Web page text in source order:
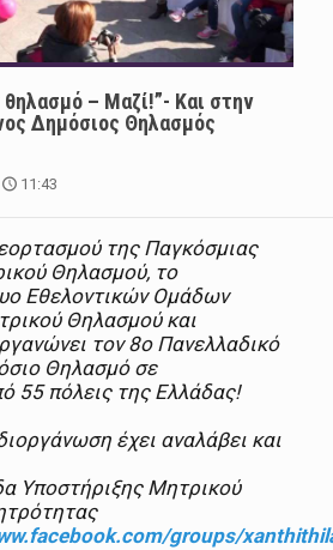
θηλασμό – Μαζί!”- Και στην
Δημόσιος Θηλασμός
11:43
της Παγκόσμιας
Θηλασμού, το
Εθελοντικών Ομάδων
Θηλασμού και
τον 8o Πανελλαδικό
Θηλασμό σε
55 πόλεις της Ελλάδας!
έχει αναλάβει και
Υποστήριξης Μητρικού
groups/